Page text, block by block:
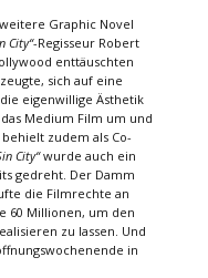
Graphic Novel
City“-Regisseur Robert
enttäuschten
sich auf eine
eigenwillige Ästhetik
Medium Film um und
zudem als Co-
City“wurde auch ein
gedreht. Der Damm
die Filmrechte an
60 Millionen, um den
zu lassen. Und
in